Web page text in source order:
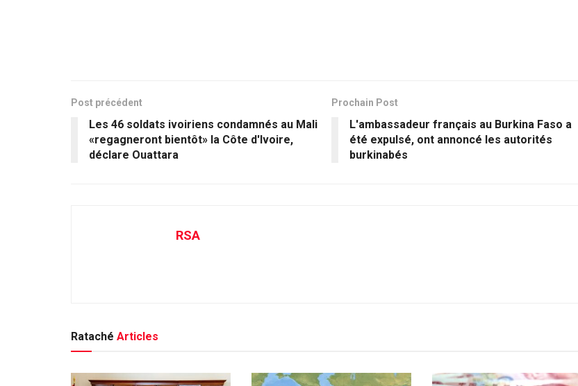
Post précédent
Les 46 soldats ivoiriens condamnés au Mali
«regagneront bientôt» la Côte d'Ivoire,
déclare Ouattara
Prochain Post
L'ambassadeur français au Burkina Faso a
été expulsé, ont annoncé les autorités
burkinabés
RSA
Rataché Articles